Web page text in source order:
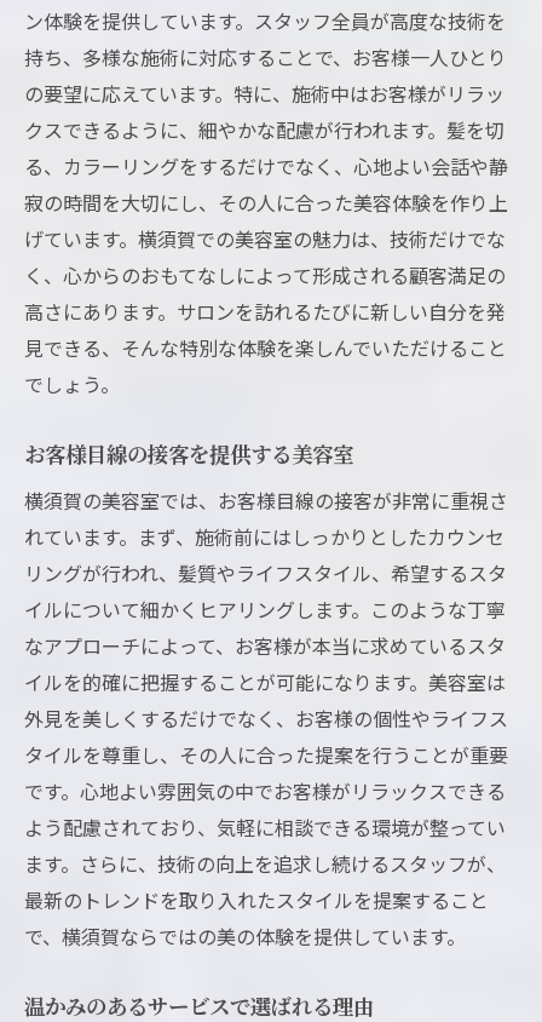
ン体験を提供しています。スタッフ全員が高度な技術を
持ち、多様な施術に対応することで、お客様一人ひとり
の要望に応えています。特に、施術中はお客様がリラッ
クスできるように、細やかな配慮が行われます。髪を切
る、カラーリングをするだけでなく、心地よい会話や静
寂の時間を大切にし、その人に合った美容体験を作り上
げています。横須賀での美容室の魅力は、技術だけでな
く、心からのおもてなしによって形成される顧客満足の
高さにあります。サロンを訪れるたびに新しい自分を発
見できる、そんな特別な体験を楽しんでいただけること
でしょう。
お客様目線の接客を提供する美容室
横須賀の美容室では、お客様目線の接客が非常に重視さ
れています。まず、施術前にはしっかりとしたカウンセ
リングが行われ、髪質やライフスタイル、希望するスタ
イルについて細かくヒアリングします。このような丁寧
なアプローチによって、お客様が本当に求めているスタ
イルを的確に把握することが可能になります。美容室は
外見を美しくするだけでなく、お客様の個性やライフス
タイルを尊重し、その人に合った提案を行うことが重要
です。心地よい雰囲気の中でお客様がリラックスできる
よう配慮されており、気軽に相談できる環境が整ってい
ます。さらに、技術の向上を追求し続けるスタッフが、
最新のトレンドを取り入れたスタイルを提案すること
で、横須賀ならではの美の体験を提供しています。
温かみのあるサービスで選ばれる理由